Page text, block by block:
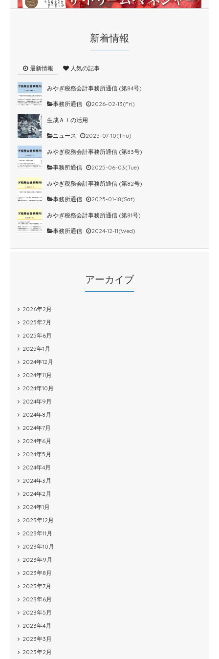
新着情報
最新情報 人気の記事
みやぎ税務会計事務所通信 (第84号)
事務所通信 2026-02-13(Fri)
生成ＡＩの活用
ニュース 2025-07-10(Thu)
みやぎ税務会計事務所通信 (第83号)
事務所通信 2025-06-03(Tue)
みやぎ税務会計事務所通信 (第82号)
事務所通信 2025-01-18(Sat)
みやぎ税務会計事務所通信 (第81号)
事務所通信 2024-12-11(Wed)
アーカイブ
2026年2月
2025年7月
2025年6月
2025年1月
2024年12月
2024年11月
2024年10月
2024年9月
2024年8月
2024年7月
2024年6月
2024年5月
2024年4月
2024年3月
2024年2月
2024年1月
2023年12月
2023年11月
2023年10月
2023年9月
2023年8月
2023年7月
2023年6月
2023年5月
2023年4月
2023年3月
2023年2月